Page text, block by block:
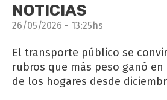
NOTICIAS
26/05/2026 - 13:25hs
El transporte público se
rubros que más peso ganó
de los hogares desde